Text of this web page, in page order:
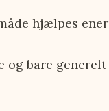
hjælpes
bare